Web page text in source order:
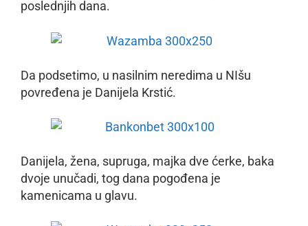
poslednjih dana.
Da podsetimo, u nasilnim neredima u NIšu
povređena je Danijela Krstić.
Danijela, žena, supruga, majka dve ćerke, baka
dvoje unučadi, tog dana pogođena je
kamenicama u glavu.